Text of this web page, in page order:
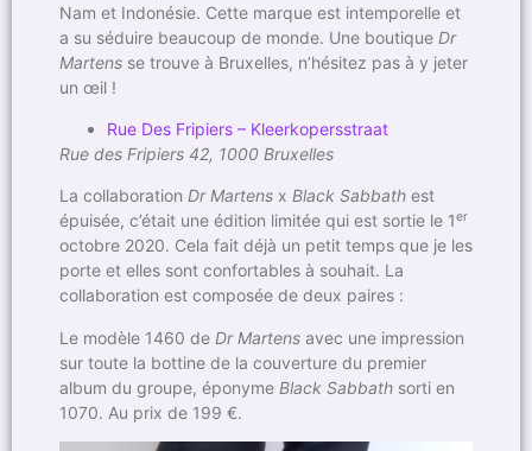
Nam et Indonésie. Cette marque est intemporelle et
a su séduire beaucoup de monde. Une boutique Dr
Martens se trouve à Bruxelles, n’hésitez pas à y jeter
un œil !
Rue Des Fripiers – Kleerkopersstraat
Rue des Fripiers 42, 1000 Bruxelles
La collaboration Dr Martens x Black Sabbath est
épuisée, c’était une édition limitée qui est sortie le 1er
octobre 2020. Cela fait déjà un petit temps que je les
porte et elles sont confortables à souhait. La
collaboration est composée de deux paires :
Le modèle 1460 de Dr Martens avec une impression
sur toute la bottine de la couverture du premier
album du groupe, éponyme Black Sabbath sorti en
1070. Au prix de 199 €.